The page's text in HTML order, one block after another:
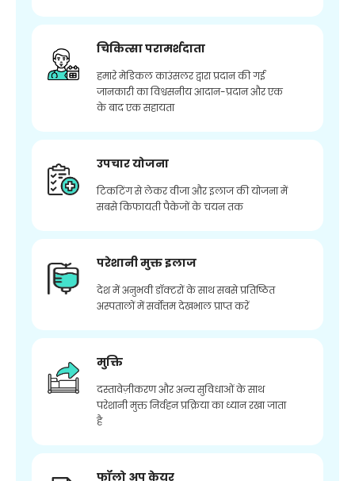
चिकित्सा परामर्शदाता
हमारे मेडिकल काउंसलर द्वारा प्रदान की गई
जानकारी का विश्वसनीय आदान-प्रदान और एक
के बाद एक सहायता
उपचार योजना
टिकटिंग से लेकर वीजा और इलाज की योजना में
सबसे किफायती पैकेजों के चयन तक
परेशानी मुक्त इलाज
देश में अनुभवी डॉक्टरों के साथ सबसे प्रतिष्ठित
अस्पतालों में सर्वोत्तम देखभाल प्राप्त करें
मुक्ति
दस्तावेज़ीकरण और अन्य सुविधाओं के साथ
परेशानी मुक्त निर्वहन प्रक्रिया का ध्यान रखा जाता
है
फॉलो अप केयर